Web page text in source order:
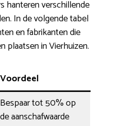
hanteren verschillende
In de volgende tabel
en fabrikanten die
plaatsen in Vierhuizen.
Voordeel
Bespaar tot 50% op
de aanschafwaarde